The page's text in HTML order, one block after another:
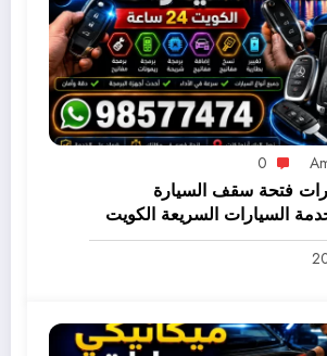
0
فتحة سقف السيارة
خدمة السيارات السريعة الكويت